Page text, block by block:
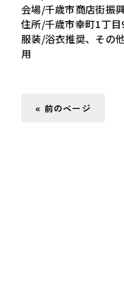
会場/千歳市商店街振
住所/千歳市幸町1丁目
服装/浴衣推奨、その
用
« 前のページ